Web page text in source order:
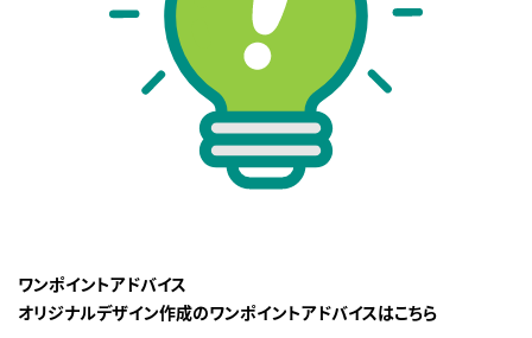
ワンポイントアドバイス
オリジナルデザイン作成のワンポイントアドバイスはこちら